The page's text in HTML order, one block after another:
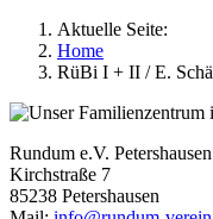
Aktuelle Seite:
Home
RüBi I + II / E.
Rundum e.V. Petershausen
Kirchstraße 7
85238 Petershausen